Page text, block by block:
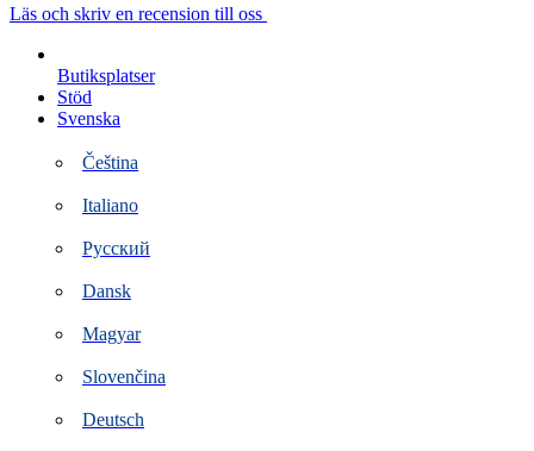
Hoppa
innehåll
Läs och skriv en recension till oss
Butiksplatser
Stöd
Svenska
Čeština
Italiano
Русский
Dansk
Magyar
Slovenčina
Deutsch